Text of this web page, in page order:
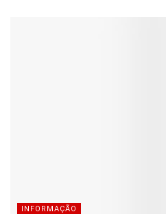
INFORMAÇÃO